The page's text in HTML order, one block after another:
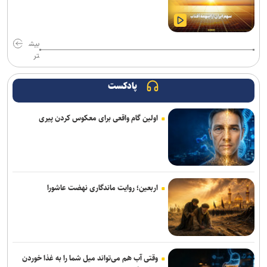
شدند
گاردین: ترامپ هیچ ایده‌ای برای پایان دادن به جنگ شکست‌خورده علیه
سردار موسوی: بسیجیان دریا دل کاشان به وجود شما مباهات می‌کنیم
وال‌استریت ژورنال: ترامپ دستور تحقیق درباره افشای اطلاعات ذخایر
تسلیحاتی آمریکا را صادر کرد
تحقیقات ارتش آمریکا درباره موج خودکشی در فرماندهی سایبری؛ نگرانی
از فشار‌های ناشی از جنگ و مأموریت‌های فزاینده
برکناری دو مقام ارشد موساد پس از ناکامی طرح علیه ایران
نشست خبری رئیس‌جمهور فردا برگزار می‌شود
واشنگتن‌پست: نارضایتی ترامپ از وزیر جنگ آمریکا افزایش یافته است
برنی سندرز: ترامپ خطرناک‌ ترین رئیس‌ جمهور تاریخ آمریکا است
بیش
تر
پادکست
اولین گام واقعی برای معکوس کردن پیری
اربعین؛ روایت ماندگاری نهضت عاشورا
وقتی آب هم می‌تواند میل شما را به غذا خوردن